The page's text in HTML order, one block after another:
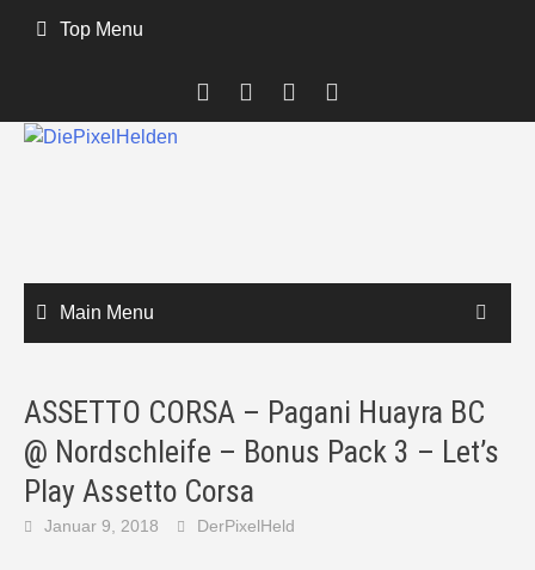
Top Menu
Main Menu
ASSETTO CORSA – Pagani Huayra BC
@ Nordschleife – Bonus Pack 3 – Let’s
Play Assetto Corsa
Januar 9, 2018 DerPixelHeld